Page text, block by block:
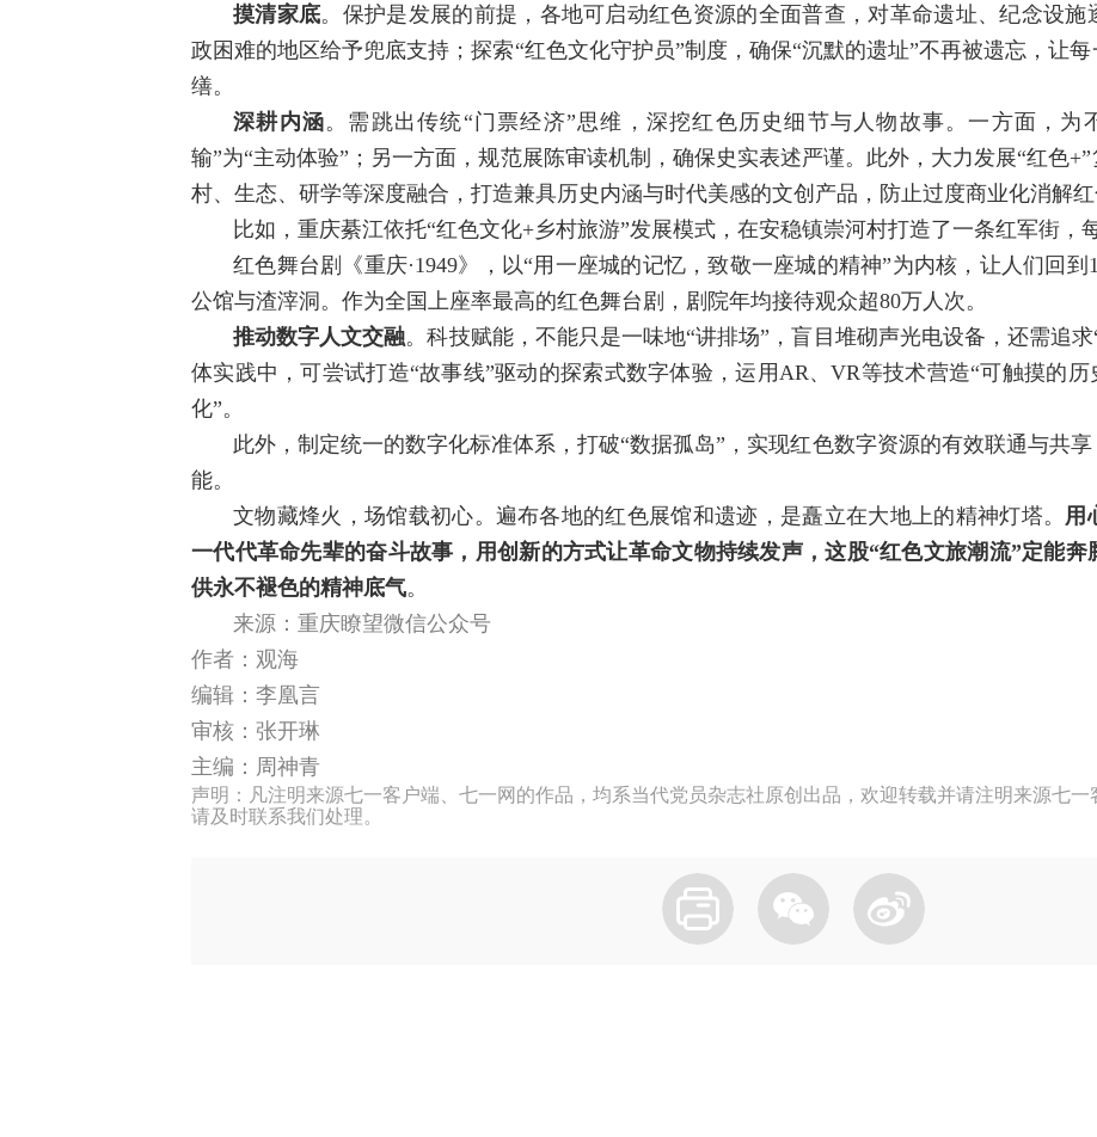
摸清家底。保护是发展的前提，各地可启动红色资源的全面普查，对革命遗址、纪念设
政困难的地区给予兜底支持；探索“红色文化守护员”制度，确保“沉默的遗址”不再被遗忘，让
缮。
深耕内涵。需跳出传统“门票经济”思维，深挖红色历史细节与人物故事。一方面，为
输”为“主动体验”；另一方面，规范展陈审读机制，确保史实表述严谨。此外，大力发展“红色
村、生态、研学等深度融合，打造兼具历史内涵与时代美感的文创产品，防止过度商业化消解红
比如，重庆綦江依托“红色文化+乡村旅游”发展模式，在安稳镇崇河村打造了一条红军街，
红色舞台剧《重庆·1949》，以“用一座城的记忆，致敬一座城的精神”为内核，让人们回
公馆与渣滓洞。作为全国上座率最高的红色舞台剧，剧院年均接待观众超80万人次。
推动数字人文交融。科技赋能，不能只是一味地“讲排场”，盲目堆砌声光电设备，还需追
体实践中，可尝试打造“故事线”驱动的探索式数字体验，运用AR、VR等技术营造“可触摸的
化”。
此外，制定统一的数字化标准体系，打破“数据孤岛”，实现红色数字资源的有效联通与共
能。
文物藏烽火，场馆载初心。遍布各地的红色展馆和遗迹，是矗立在大地上的精神灯塔。 用
一代代革命先辈的奋斗故事，用创新的方式让革命文物持续发声，这股“红色文旅潮流”定能
供永不褪色的精神底气。
来源：重庆瞭望微信公众号
作者：观海
编辑：李凰言
审核：张开琳
主编：周神青
声明：凡注明来源七一客户端、七一网的作品，均系当代党员杂志社原创出品，欢迎转载并请注明来源七一
请及时联系我们处理。